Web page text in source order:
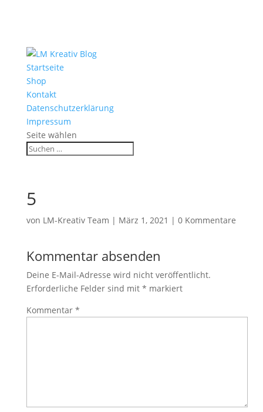
Startseite
Shop
Kontakt
Datenschutzerklärung
Impressum
Seite wählen
5
von LM-Kreativ Team | März 1, 2021 | 0 Kommentare
Kommentar absenden
Deine E-Mail-Adresse wird nicht veröffentlicht.
Erforderliche Felder sind mit * markiert
Kommentar *